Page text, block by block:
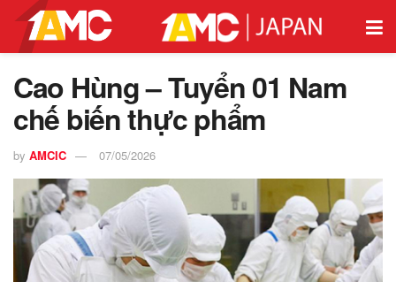
Cao Hùng – Tuyển 01 Nam
chế biến thực phẩm
by AMCIC 07/05/2026